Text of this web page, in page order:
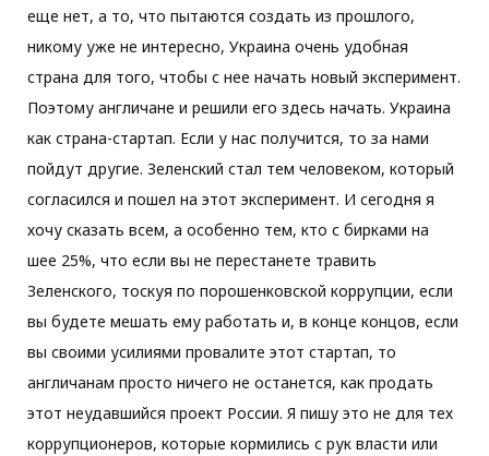
еще нет, а то, что пытаются создать из прошлого,
никому уже не интересно, Украина очень удобная
страна для того, чтобы с нее начать новый эксперимент.
Поэтому англичане и решили его здесь начать. Украина
как страна-стартап. Если у нас получится, то за нами
пойдут другие. Зеленский стал тем человеком, который
согласился и пошел на этот эксперимент. И сегодня я
хочу сказать всем, а особенно тем, кто с бирками на
шее 25%, что если вы не перестанете травить
Зеленского, тоскуя по порошенковской коррупции, если
вы будете мешать ему работать и, в конце концов, если
вы своими усилиями провалите этот стартап, то
англичанам просто ничего не останется, как продать
этот неудавшийся проект России. Я пишу это не для тех
коррупционеров, которые кормились с рук власти или